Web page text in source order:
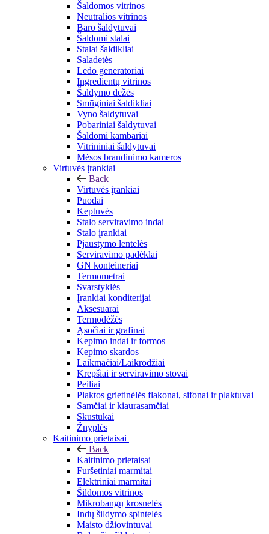
Šaldomos vitrinos
Neutralios vitrinos
Baro šaldytuvai
Šaldomi stalai
Stalai šaldikliai
Saladetės
Ledo generatoriai
Ingredientų vitrinos
Šaldymo dežės
Smūginiai šaldikliai
Vyno šaldytuvai
Pobariniai šaldytuvai
Šaldomi kambariai
Vitrininiai šaldytuvai
Mėsos brandinimo kameros
Virtuvės įrankiai
Back
Virtuvės įrankiai
Puodai
Keptuvės
Stalo serviravimo indai
Stalo įrankiai
Pjaustymo lentelės
Serviravimo padėklai
GN konteineriai
Termometrai
Svarstyklės
Įrankiai konditerijai
Aksesuarai
Termodėžės
Ąsočiai ir grafinai
Kepimo indai ir formos
Kepimo skardos
Laikmačiai/Laikrodžiai
Krepšiai ir serviravimo stovai
Peiliai
Plaktos grietinėlės flakonai, sifonai ir plaktuvai
Samčiai ir kiaurasamčiai
Skustukai
Žnyplės
Kaitinimo prietaisai
Back
Kaitinimo prietaisai
Furšetiniai marmitai
Elektriniai marmitai
Šildomos vitrinos
Mikrobangų krosnelės
Indų šildymo spintelės
Maisto džiovintuvai